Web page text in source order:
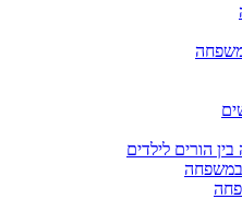
הורים לילדים
במשפחה